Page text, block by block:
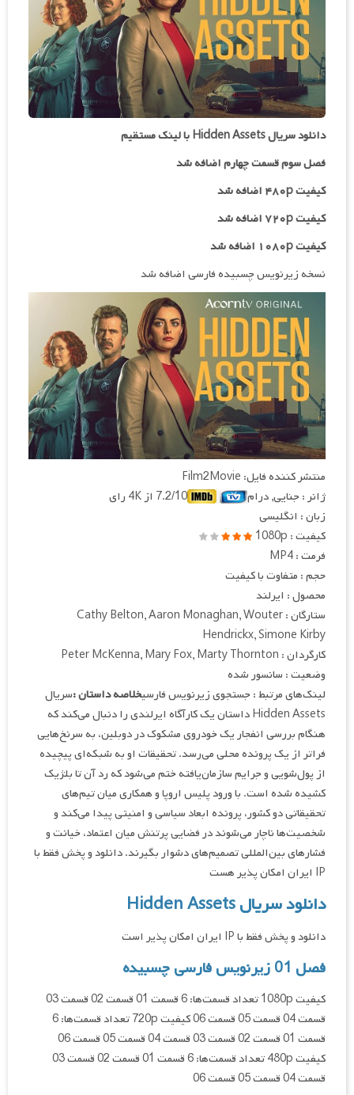
دانلود سریال Hidden Assets با لینک مستقیم
فصل سوم قسمت چهارم اضافه شد
کیفیت ۴۸۰p اضافه شد
کیفیت ۷۲۰p
اضافه شد
کیفیت ۱۰۸۰p اضافه شد
نسخه زیرنویس چسبیده فارسی اضافه شد
منتشر کننده فایل: Film2Movie
ژانر : جنایی, درام
7.2/10 از 4K رای
زبان : انگلیسی
کیفیت : 1080p
فرمت : MP4
حجم : متفاوت با کیفیت
محصول : ایرلند
ستارگان : Cathy Belton, Aaron Monaghan, Wouter
Hendrickx, Simone Kirby
کارگردان : Peter McKenna, Mary Fox, Marty Thornton
وضعیت : سانسور شده
لینک‌های مرتبط : جستجوی زیرنویس فارسیخلاصه داستان :سریال
Hidden Assets داستان یک کارآگاه ایرلندی را دنبال می‌کند که
هنگام بررسی انفجار یک خودروی مشکوک در دوبلین، به سرنخ‌هایی
فراتر از یک پرونده محلی می‌رسد. تحقیقات او به شبکه‌ای پیچیده
از پول‌شویی و جرایم سازمان‌یافته ختم می‌شود که رد آن تا بلژیک
کشیده شده است. با ورود پلیس اروپا و همکاری میان تیم‌های
تحقیقاتی دو کشور، پرونده ابعاد سیاسی و امنیتی پیدا می‌کند و
شخصیت‌ها ناچار می‌شوند در فضایی پرتنش میان اعتماد، خیانت و
فشارهای بین‌المللی تصمیم‌های دشوار بگیرند. دانلود و پخش فقط با
IP ایران امکان پذیر هست
دانلود سریال Hidden Assets
دانلود و پخش فقط با IP ایران امکان پذیر است
فصل 01 زیرنویس فارسی چسبیده
کیفیت 1080p تعداد قسمت‌ها: 6 قسمت 01 قسمت 02 قسمت 03
قسمت 04 قسمت 05 قسمت 06 کیفیت 720p تعداد قسمت‌ها: 6
قسمت 01 قسمت 02 قسمت 03 قسمت 04 قسمت 05 قسمت 06
کیفیت 480p تعداد قسمت‌ها: 6 قسمت 01 قسمت 02 قسمت 03
قسمت 04 قسمت 05 قسمت 06